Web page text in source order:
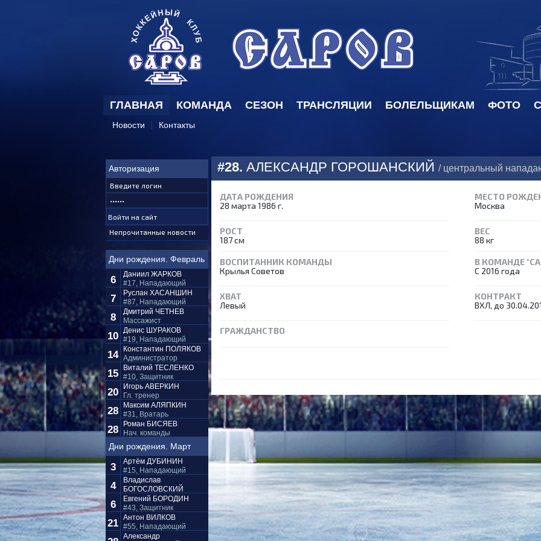
ГЛАВНАЯ
Новости Контакты
КОМАНДА СЕЗОН ТРАНСЛЯЦИИ БОЛЕЛЬЩИКАМ ФОТО
Авторизация
Непрочитанные новости
Дни рождения. Февраль
6 Даниил ЖАРКОВ
#17, Нападающий
7 Руслан ХАСАНШИН
#87, Нападающий
8 Дмитрий ЧЕТНЕВ
Массажист
10 Денис ШУРАКОВ
#19, Нападающий
14 Константин ПОЛЯКОВ
Администратор
15 Виталий ТЕСЛЕНКО
#10, Защитник
20 Игорь АВЕРКИН
Гл. тренер
28 Максим АЛЯПКИН
#31, Вратарь
28 Роман БИСЯЕВ
Нач. команды
Дни рождения. Март
3 Артём ДУБИНИН
#15, Нападающий
4
Владислав
БОГОСЛОВСКИЙ
#27, Нападающий
6 Евгений БОРОДИН
#43, Защитник
21 Антон ВИЛКОВ
#55, Нападающий
Александр
#28. АЛЕКСАНДР ГОРОШАНСКИЙ / центральный
ДАТА РОЖДЕНИЯ
28 марта 1986 г.
МЕСТО
Москва
РОСТ
187 см
ВЕС
88 кг
ВОСПИТАННИК КОМАНДЫ
Крылья Советов
В КОМАНДЕ
С 2016 года
ХВАТ
Левый
КОНТРАКТ
ВХЛ, до
ГРАЖДАНСТВО